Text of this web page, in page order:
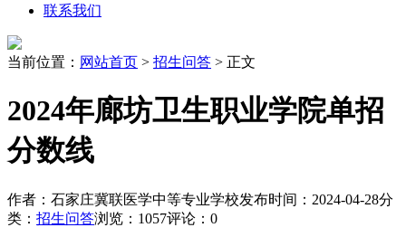
联系我们
当前位置： 网站首页 > 招生问答 > 正文
2024年廊坊卫生职业学院单招
分数线
作者：石家庄冀联医学中等专业学校发布时间：2024-04-28分
类： 招生问答浏览：1057评论：0